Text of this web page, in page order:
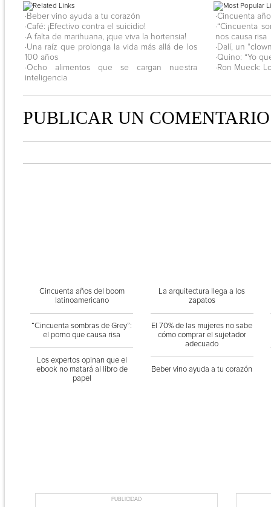
·Beber vino ayuda a tu corazón
·Café: ¡Efectivo contra el suicidio!
·A falta de marihuana, ¡que viva la hortensia!
·Una raíz que prolonga la vida más allá de los
100 años
·Ocho alimentos que se cargan nuestra
inteligencia
·Cincuenta
·“Cincuenta
nos causa risa
·Dalí, un
·Quino: “Yo
·Ron Mueck:
PUBLICAR UN COMENTARIO
Cincuenta años del boom
latinoamericano
“Cincuenta sombras de Grey”:
el porno que causa risa
Los expertos opinan que el
ebook no matará al libro de
papel
La arquitectura llega a los
zapatos
El 70% de las mujeres no sabe
cómo comprar el sujetador
adecuado
Beber vino ayuda a tu corazón
PUBLICIDAD